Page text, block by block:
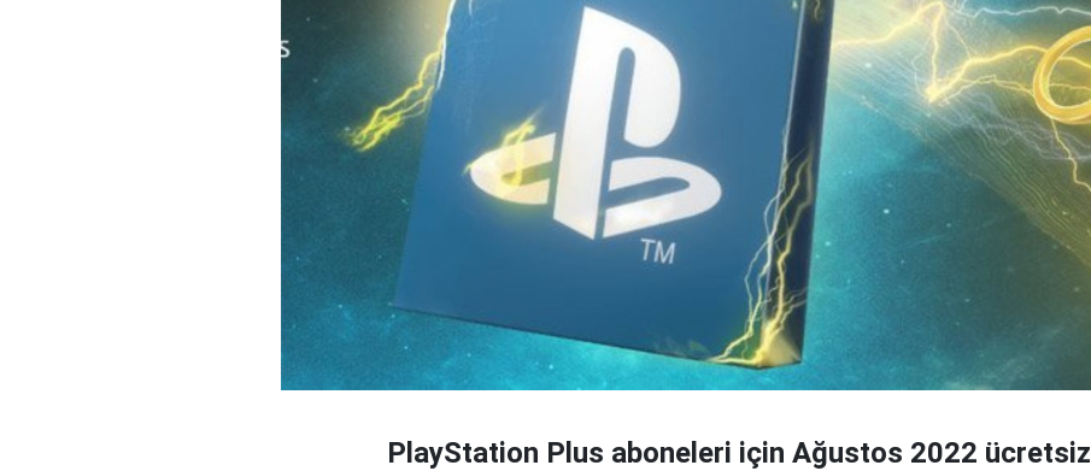
PlayStation Plus aboneleri için Ağustos 2022